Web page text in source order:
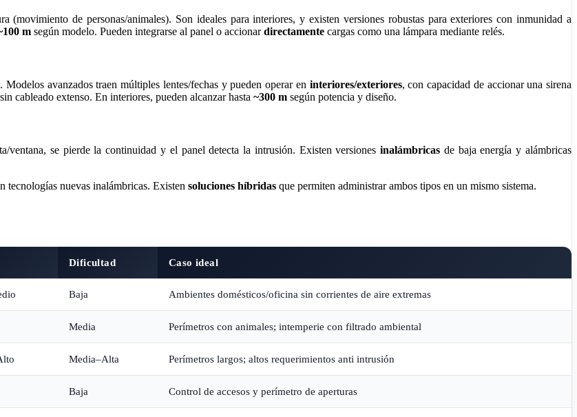
(movimiento de personas/animales). Son ideales para interiores, y existen versiones robustas para exteriores con inmunidad a
m según modelo. Pueden integrarse al panel o accionardirectamente cargas como una lámpara mediante relés.
avanzados traen múltiples lentes/fechas y pueden operar en interiores/exteriores, con capacidad de accionar una sirena
cableado extenso. En interiores, pueden alcanzar hasta ~300 m según potencia y diseño.
se pierde la continuidad y el panel detecta la intrusión. Existen versionesinalámbricas de baja energía y alámbricas
tecnologías nuevas inalámbricas. Existen soluciones híbridas que permiten administrar ambos tipos en un mismo sistema.
Dificultad Caso ideal
Baja Ambientes domésticos/oficina sin corrientes de aire extremas
Media Perímetros con animales; intemperie con filtrado ambiental
Media–Alta Perímetros largos; altos requerimientos anti intrusión
Baja Control de accesos y perímetro de aperturas